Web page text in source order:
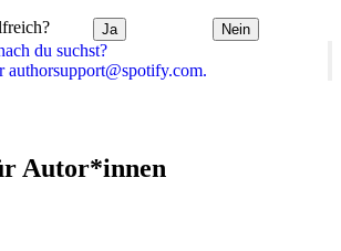
du suchst?
authorsupport@spotify.com.
Ja Nein
Autor*innen